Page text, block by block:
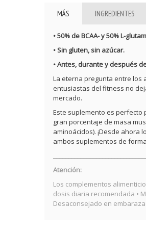
MÁS INGREDIENTES
• 50% de BCAA- y 50% L-
• Sin gluten, sin azúcar.
• Antes, durante y después
La eterna pregunta entre los
entusiastas del fitness no
mercado.
Este suplemento es
gran porcentaje de masa
aminoácidos). ¡Desde ahora
ambos suplementos de
Atención:
Los complementos
dosis diaria recomendada •
Desaconsejado en